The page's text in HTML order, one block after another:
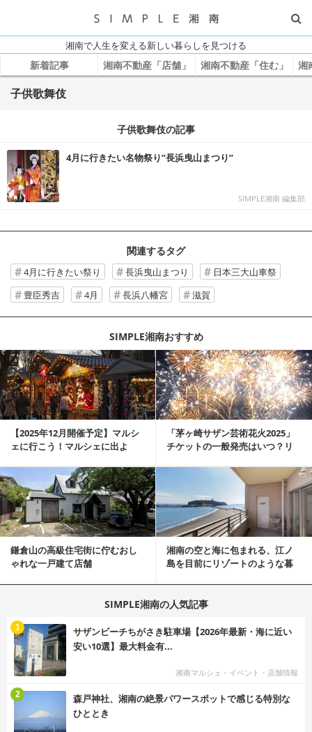
湘南で人生を変える新しい暮らしを見つける
新着記事 湘南不動産「店舗」 湘南不動産「住む」 湘
子供歌舞伎
子供歌舞伎の記事
4月に行きたい名物祭り”長浜曳山まつり”
SIMPLE湘南 編集部
関連するタグ
4月に行きたい祭り 長浜曳山まつり
日本三大山車祭
豊臣秀吉
4月 長浜八幡宮 滋賀
SIMPLE湘南おすすめ
【2025年12月開催予定】マルシ
ェに行こう！マルシェに出よ
「茅ヶ崎サザン芸術花火2025」
チケットの一般発売はいつ？リ
記事を読む
鎌倉山の高級住宅街に佇むおし
ゃれな一戸建て店舗
湘南の空と海に包まれる、江ノ
島を目前にリゾートのような暮
記事を読む
SIMPLE湘南の人気記事
サザンビーチちがさき駐車場【2026年最新・海に近い
安い10選】最大料金有...
湘南マルシェ・イベント・店舗情報
1
森戸神社、湘南の絶景パワースポットで感じる特別な
ひととき
2